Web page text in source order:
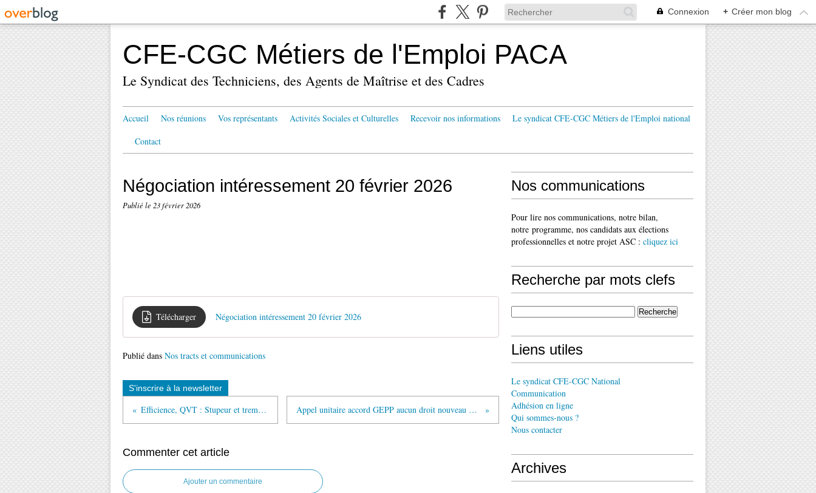
Connexion + Créer mon blog
CFE-CGC Métiers de l'Emploi PACA
Le Syndicat des Techniciens, des Agents de Maîtrise et des Cadres
Accueil Nos réunions Vos représentants Activités Sociales et Culturelles Recevoir nos informations
Le syndicat CFE-CGC Métiers de l'Emploi national
Contact
Négociation intéressement 20 février 2026
Publié le 23 février 2026
Télécharger Négociation intéressement 20 février 2026
Publié dans Nos tracts et communications
S'inscrire à la newsletter
Efficience, QVT : Stupeur et tremblements ! Appel unitaire accord GEPP aucun droit nouveau votons NON !
Commenter cet article
Ajouter un commentaire
Nos communications
Pour lire nos communications, notre bilan,
notre programme, nos candidats aux élections
professionnelles et notre projet ASC : cliquez ici
Recherche par mots clefs
Liens utiles
Le syndicat CFE-CGC National
Communication
Adhésion en ligne
Qui sommes-nous ?
Nous contacter
Archives